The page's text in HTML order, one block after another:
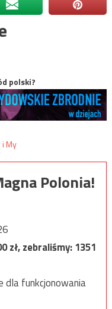
polski?
Polonia!
zł, zebraliśmy:1351
dla funkcjonowania